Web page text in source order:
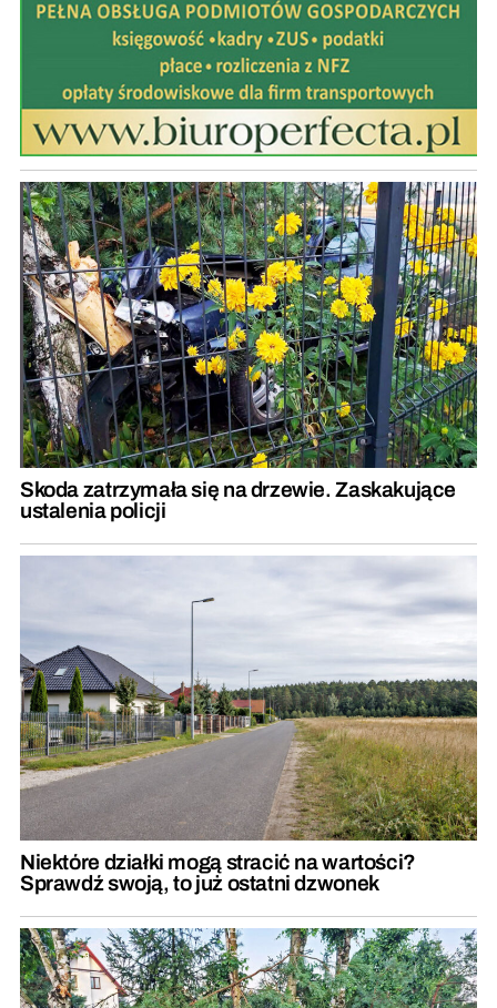
Skoda zatrzymała się na drzewie. Zaskakujące
ustalenia policji
Niektóre działki mogą stracić na wartości?
Sprawdź swoją, to już ostatni dzwonek